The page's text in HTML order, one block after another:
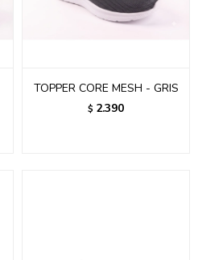
TOPPER CORE MESH - GRIS
$ 2.390